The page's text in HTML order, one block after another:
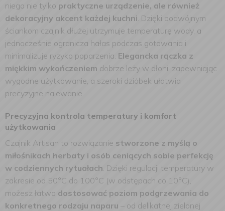
niego nie tylko praktyczne urządzenie, ale również
dekoracyjny akcent każdej kuchni. Dzięki podwójnym
ściankom czajnik dłużej utrzymuje temperaturę wody, a
jednocześnie ogranicza hałas podczas gotowania i
minimalizuje ryzyko poparzenia. Elegancka rączka z
miękkim wykończeniem dobrze leży w dłoni, zapewniając
wygodne użytkowanie, a szeroki dzióbek ułatwia
precyzyjne nalewanie.
Precyzyjna kontrola temperatury i komfort
użytkowania
Czajnik Artisan to rozwiązanie stworzone z myślą o
miłośnikach herbaty i osób ceniących sobie perfekcję
w codziennych rytuałach. Dzięki regulacji temperatury w
zakresie od 50°C do 100°C (w odstępach co 10°C),
możesz łatwo dostosować poziom podgrzewania do
konkretnego rodzaju naparu – od delikatnej zielonej